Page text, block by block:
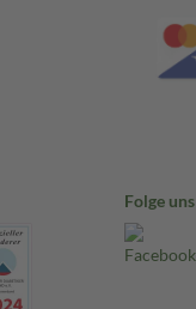
Folge uns